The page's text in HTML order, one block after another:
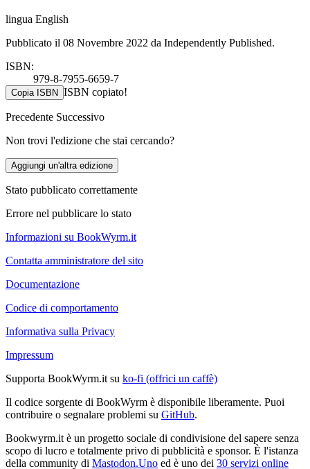
lingua English
Pubblicato il 08 Novembre 2022 da Independently Published.
ISBN:
979-8-7955-6659-7
Copia ISBN ISBN copiato!
Precedente Successivo
Non trovi l'edizione che stai cercando?
Aggiungi un'altra edizione
Stato pubblicato correttamente
Errore nel pubblicare lo stato
Informazioni su BookWyrm.it
Contatta amministratore del sito
Documentazione
Codice di comportamento
Informativa sulla Privacy
Impressum
Supporta BookWyrm.it su ko-fi (offrici un caffè)
Il codice sorgente di BookWyrm è disponibile liberamente. Puoi
contribuire o segnalare problemi su GitHub.
Bookwyrm.it è un progetto sociale di condivisione del sapere senza
scopo di lucro e totalmente privo di pubblicità e sponsor. È l'istanza
della community di Mastodon.Uno ed è uno dei 30 servizi online